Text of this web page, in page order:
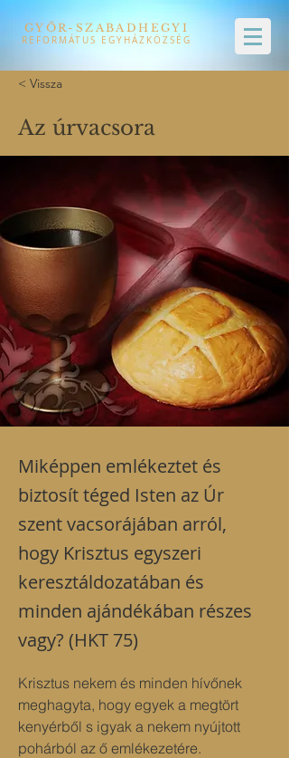
GYŐR-SZABADHEGYI
REFORMÁTUS EGYHÁZKÖZSÉG
< Vissza
Az úrvacsora
Miképpen emlékeztet és
biztosít téged Isten az Úr
szent vacsorájában arról,
hogy Krisztus egyszeri
keresztáldozatában és
minden ajándékában részes
vagy? (HKT 75)
Krisztus nekem és minden hívőnek
meghagyta, hogy egyek a megtört
kenyérből s igyak a nekem nyújtott
pohárból az ő emlékezetére.